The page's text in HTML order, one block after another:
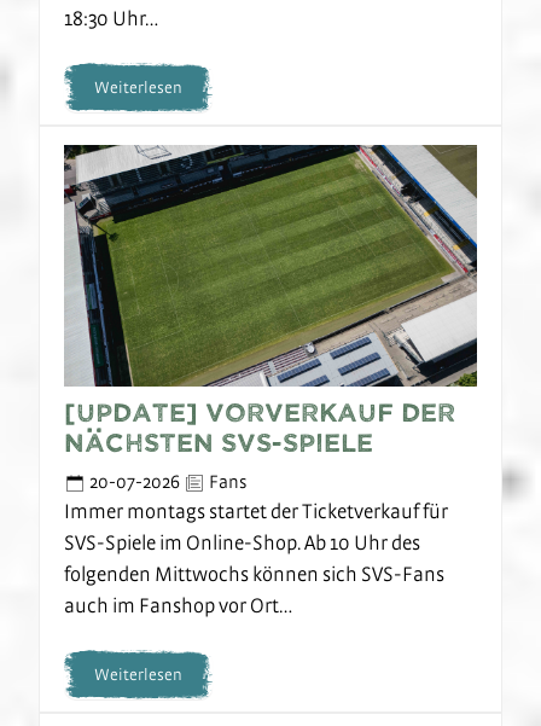
18:30 Uhr…
Weiterlesen
[UPDATE] Vorverkauf der
nächsten SVS-Spiele
20-07-2026 Fans
Immer montags startet der Ticketverkauf für
SVS-Spiele im Online-Shop. Ab 10 Uhr des
folgenden Mittwochs können sich SVS-Fans
auch im Fanshop vor Ort…
Weiterlesen